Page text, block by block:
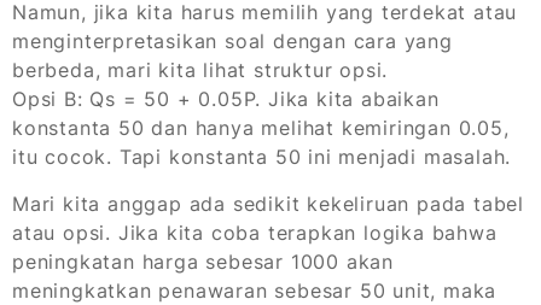
Namun, jika kita harus memilih yang terdekat atau
menginterpretasikan soal dengan cara yang
berbeda, mari kita lihat struktur opsi.
Opsi B: Qs = 50 + 0.05P. Jika kita abaikan
konstanta 50 dan hanya melihat kemiringan 0.05,
itu cocok. Tapi konstanta 50 ini menjadi masalah.
Mari kita anggap ada sedikit kekeliruan pada tabel
atau opsi. Jika kita coba terapkan logika bahwa
peningkatan harga sebesar 1000 akan
meningkatkan penawaran sebesar 50 unit, maka